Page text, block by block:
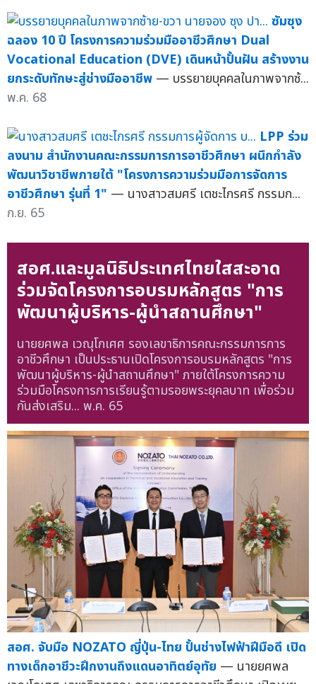
ซัมซุง
ฉลอง 10 ปี โครงการความร่วมมืออาชีวศึกษา Dual
Vocational Education (DVE) เดินหน้าปั้นฝัน สร้างงาน
ยกระดับทักษะสู่ช่างมืออาชีพ — บรรยายบุคคลในภาพจากซ้...
พ.ค. 68
LPP ร่วม
ลงนาม สำนักงานคณะกรรมการการอาชีวศึกษา ผนึกกำลัง
พัฒนาวิชาชีพภายใต้ "โครงการความร่วมมือการจัดการ
อาชีวศึกษา รุ่นที่ 1" — นางสาวสมศรี เตชะไกรศรี กรรมก...
ก.ย. 65
สอศ.และมูลนิธิประเทศไทยใสสะอาด
ร่วมจัดโครงการอบรมหลักสูตร "การ
พัฒนาผู้บริหาร-ผู้นำสถานศึกษา"
นายยศพล เวณุโกเศศ รองเลขาธิการคณะกรรมการการ
อาชีวศึกษา เป็นประธานเปิดโครงการอบรมหลักสูตร "การ
พัฒนาผู้บริหาร-ผู้นำสถานศึกษา" ภายใต้โครงการความ
ร่วมมือโครงการการเรียนรู้ตามรอยพระยุคลบาท เพื่อร่วม
กันส่งเสริม... พ.ค. 65
สอศ. จับมือ NOZATO ญี่ปุ่น-ไทย ปั้นช่างไฟฟ้าฝีมือดี เปิด
ทางเด็กอาชีวะฝึกงานถึงแดนอาทิตย์อุทัย — นายยศพล